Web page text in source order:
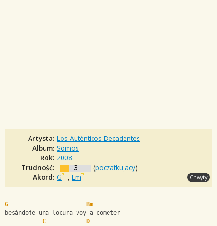
Artysta: Los Auténticos Decadentes
Album: Somos
Rok: 2008
Trudność:
3 (poczatkujacy)
Akord: G , Em Chwyty
G
Bm
besándote una locura voy a cometer
C
D